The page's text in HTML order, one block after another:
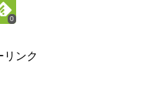
0
リンク